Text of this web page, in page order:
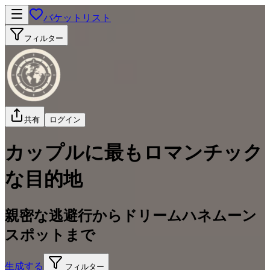
バケットリスト
フィルター
共有 ログイン
カップルに最もロマンチック
な目的地
親密な逃避行からドリームハネムーン
スポットまで
生成する フィルター